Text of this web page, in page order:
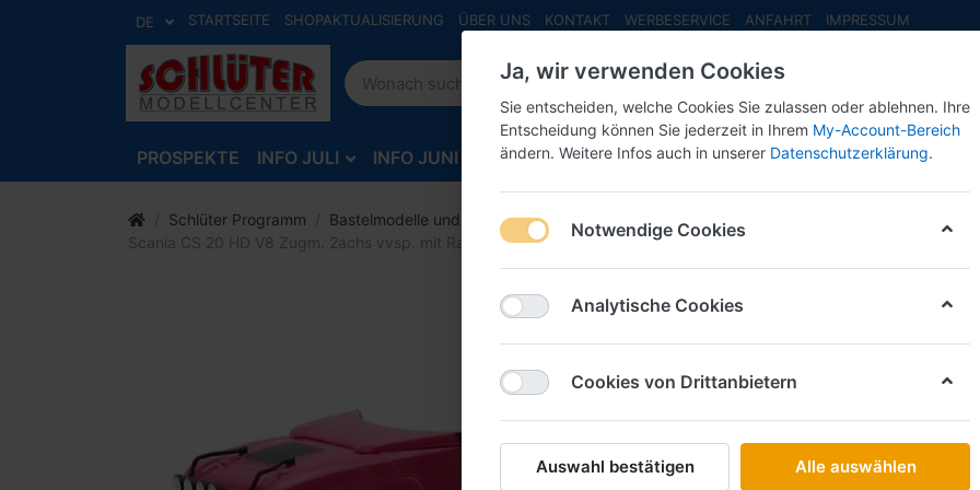
DE STARTSEITE SHOPAKTUALISIERUNG ÜBER UNS KONTAKT WERBESERVICE ANFAHRT IMPRESSUM
PROSPEKTE INFO JULI INFO JUNI INFO MAI NEU EINGETROFFEN NEUHEITEN
Schlüter Programm Bastelmodelle und Zubehör Zugmaschinen
Scania - Zugmaschinen
Scania CS 20 HD V8 Zugm. 2achs vvsp. mit Rammschutz und Lampenbügeln, magenta
Schlüter
Scania
2achs
und
Art.-Nr.
Ja, wir verwenden Cookies
Sie entscheiden, welche Cookies Sie zulassen oder ablehnen. Ihre
Entscheidung können Sie jederzeit in Ihrem My-Account-Bereich
ändern. Weitere Infos auch in unserer Datenschutzerklärung.
Notwendige Cookies
Analytische Cookies
Cookies von Drittanbietern
Auswahl bestätigen Alle auswählen